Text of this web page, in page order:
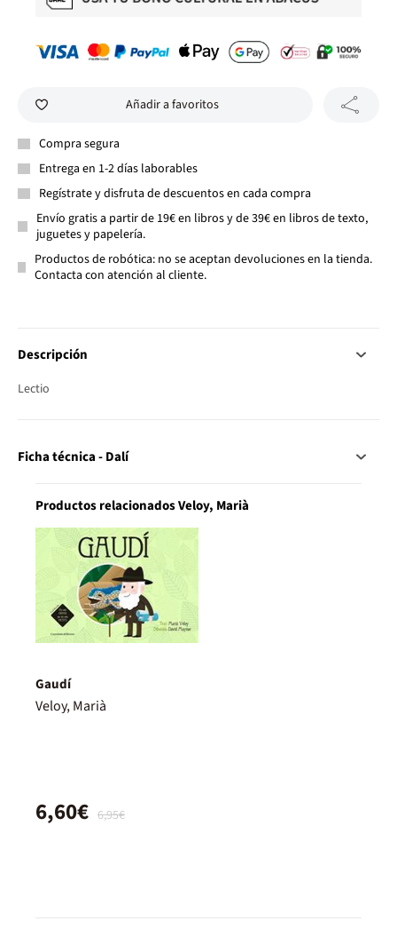
Añadir a favoritos
Compra segura
Entrega en 1-2 días laborables
Regístrate y disfruta de descuentos en cada compra
Envío gratis a partir de 19€ en libros y de 39€ en libros de texto,
juguetes y papelería.
Productos de robótica: no se aceptan devoluciones en la tienda.
Contacta con atención al cliente.
Descripción
Lectio
Ficha técnica - Dalí
Productos relacionados Veloy, Marià
Gaudí
Veloy, Marià
6,95€
6,60€